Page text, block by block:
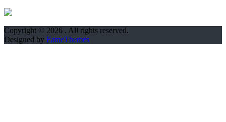
Copyright © 2026 . All rights reserved.
Designed by FameThemes